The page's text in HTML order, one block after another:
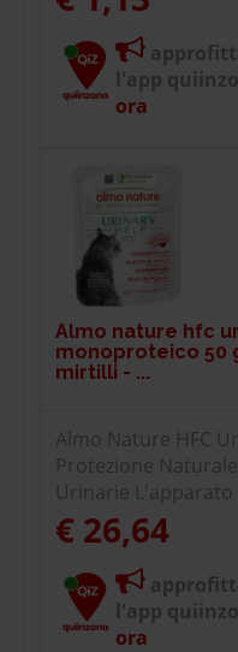
l'app
ora
Almo nature hfc
monoproteico 50
mirtilli - ...
Almo Nature HFC
Protezione
Urinarie L'apparato
€ 26,64
l'app
ora